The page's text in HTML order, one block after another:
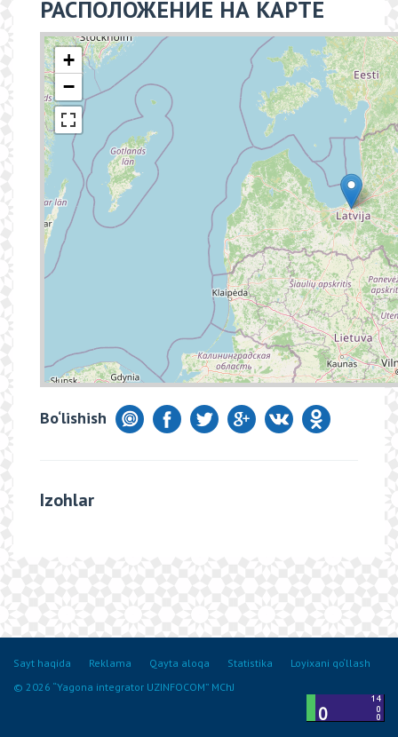
РАСПОЛОЖЕНИЕ НА КАРТЕ
+
−
Bo‘lishish
Izohlar
Sayt haqida Reklama Qayta aloqa Statistika
Loyixani qo‘llash
© 2026 “Yagona integrator UZINFOCOM” MChJ